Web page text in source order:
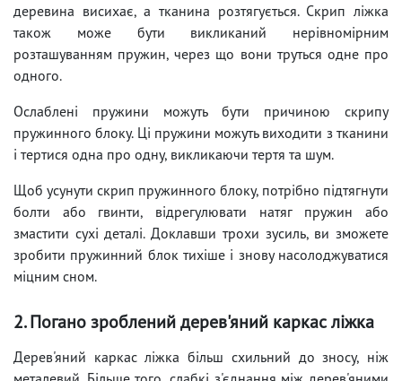
деревина висихає, а тканина розтягується. Скрип ліжка
також може бути викликаний нерівномірним
розташуванням пружин, через що вони труться одне про
одного.
Ослаблені пружини можуть бути причиною скрипу
пружинного блоку. Ці пружини можуть виходити з тканини
і тертися одна про одну, викликаючи тертя та шум.
Щоб усунути скрип пружинного блоку, потрібно підтягнути
болти або гвинти, відрегулювати натяг пружин або
змастити сухі деталі. Доклавши трохи зусиль, ви зможете
зробити пружинний блок тихіше і знову насолоджуватися
міцним сном.
2. Погано зроблений дерев'яний каркас ліжка
Дерев'яний каркас ліжка більш схильний до зносу, ніж